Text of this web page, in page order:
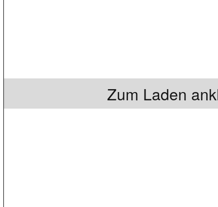
Zum Laden